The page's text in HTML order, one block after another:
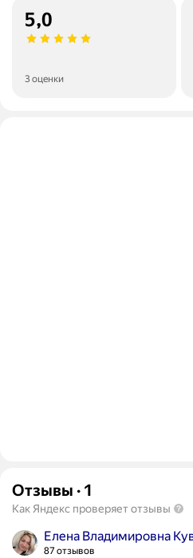
5,0
3 оценки
Отзывы · 1
Как Яндекс проверяет отзывы
Елена Владимировна
87 отзывов